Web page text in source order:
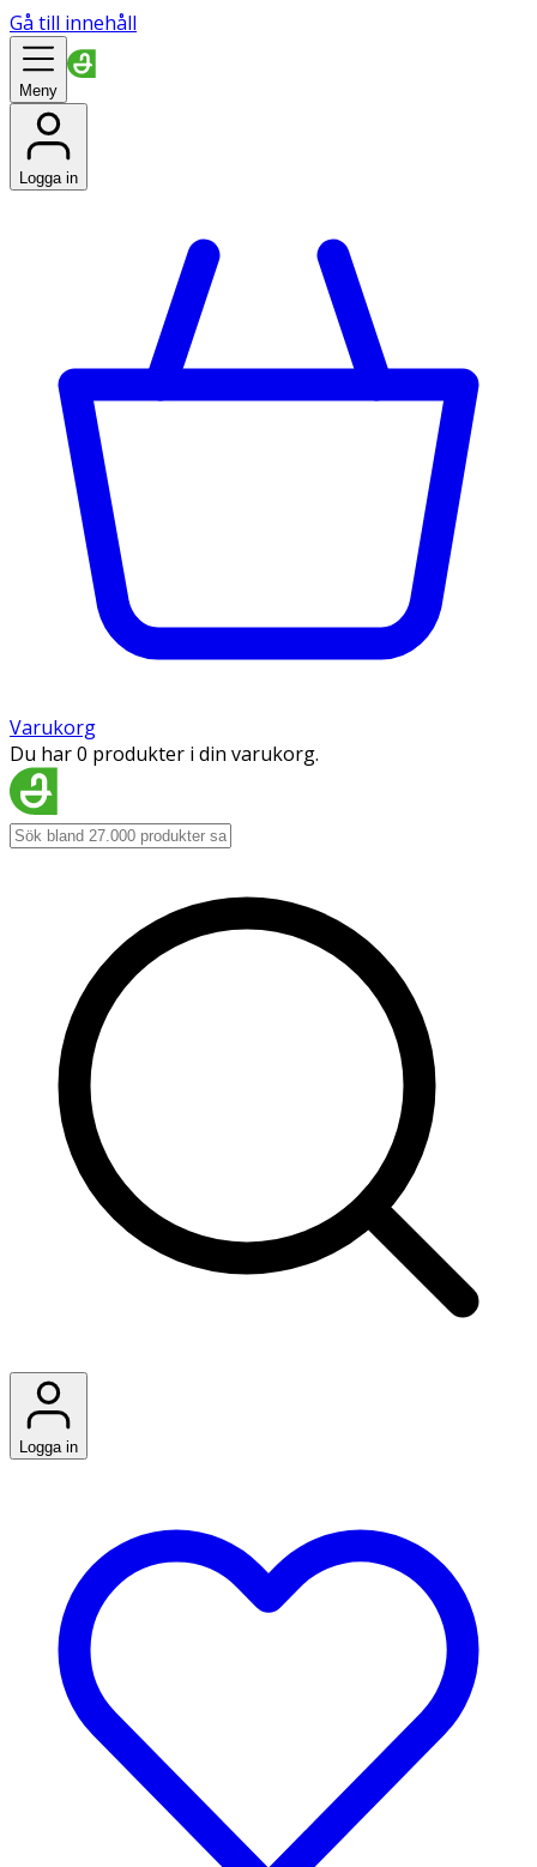
Gå till innehåll
Meny
Logga in
Varukorg
Du har 0 produkter i din varukorg.
Logga in